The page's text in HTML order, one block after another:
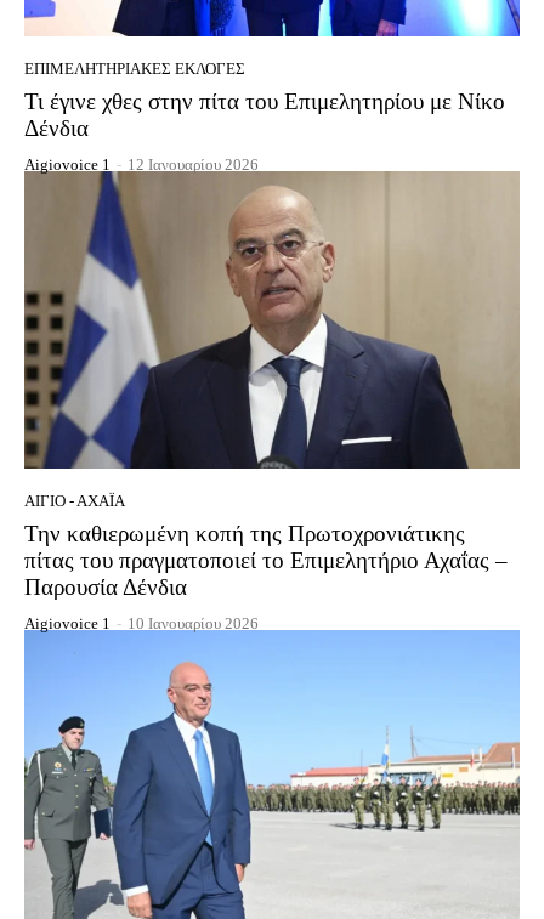
EΠΙΜΕΛΗΤΗΡΙΑΚΈΣ ΕΚΛΟΓΈΣ
Τι έγινε χθες στην πίτα του Επιμελητηρίου με Νίκο
Δένδια
Aigiovoice 1 - 12 Ιανουαρίου 2026
ΑΊΓΙΟ - ΑΧΑΪ́Α
Την καθιερωμένη κοπή της Πρωτοχρονιάτικης
πίτας του πραγματοποιεί το Επιμελητήριο Αχαΐας –
Παρουσία Δένδια
Aigiovoice 1 - 10 Ιανουαρίου 2026